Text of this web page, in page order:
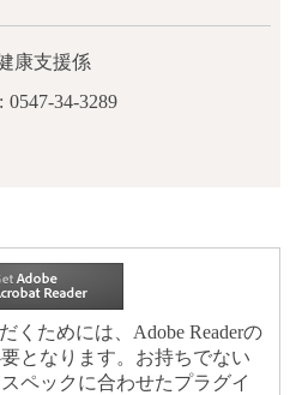
康支援係
0547-34-3289
くためには、Adobe Readerの
となります。お持ちでない
ペックに合わせたプラグイ